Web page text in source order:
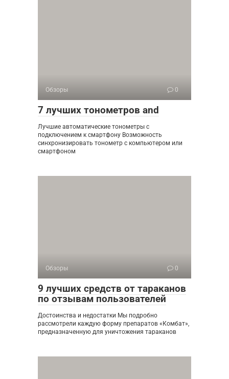
Обзоры 0
7 лучших тонометров and
Лучшие автоматические тонометры с
подключением к смартфону Возможность
синхронизировать тонометр с компьютером или
смартфоном
Обзоры 0
9 лучших средств от тараканов
по отзывам пользователей
Достоинства и недостатки Мы подробно
рассмотрели каждую форму препаратов «Комбат»,
предназначенную для уничтожения тараканов